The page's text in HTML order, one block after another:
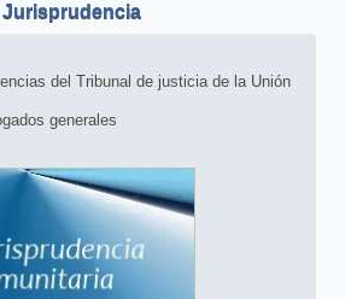
Jurisprudencia
del Tribunal de justicia de la Unión
generales